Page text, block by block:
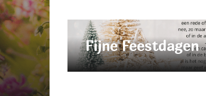
Fijne Feestdagen